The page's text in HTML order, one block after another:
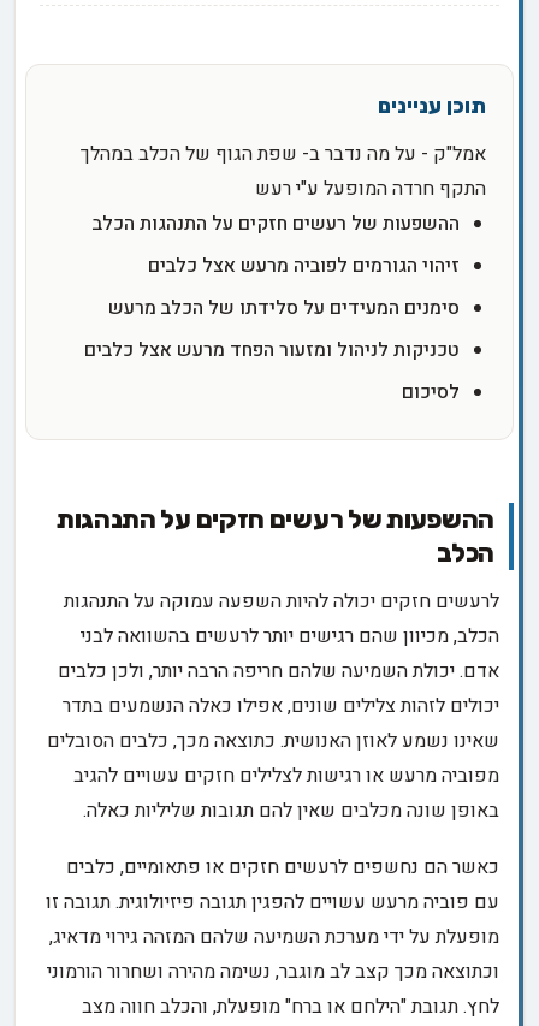
אמל"ק - על מה נדבר ב- שפת הגוף של הכלב במהלך
התקף חרדה המופעל ע"י רעש
ההשפעות של רעשים חזקים על התנהגות הכלב
זיהוי הגורמים לפוביה מרעש אצל כלבים
סימנים המעידים על סלידתו של הכלב מרעש
טכניקות לניהול ומזעור הפחד מרעש אצל כלבים
לסיכום
ההשפעות של רעשים חזקים על התנהגות
הכלב
לרעשים חזקים יכולה להיות השפעה עמוקה על התנהגות
הכלב, מכיוון שהם רגישים יותר לרעשים בהשוואה לבני
אדם. יכולת השמיעה שלהם חריפה הרבה יותר, ולכן כלבים
יכולים לזהות צלילים שונים, אפילו כאלה הנשמעים בתדר
שאינו נשמע לאוזן האנושית. כתוצאה מכך, כלבים הסובלים
מפוביה מרעש או רגישות לצלילים חזקים עשויים להגיב
באופן שונה מכלבים שאין להם תגובות שליליות כאלה.
כאשר הם נחשפים לרעשים חזקים או פתאומיים, כלבים
עם פוביה מרעש עשויים להפגין תגובה פיזיולוגית. תגובה זו
מופעלת על ידי מערכת השמיעה שלהם המזהה גירוי מדאיג,
וכתוצאה מכך קצב לב מוגבר, נשימה מהירה ושחרור הורמוני
לחץ. תגובת "הילחם או ברח" מופעלת, והכלב חווה מצב